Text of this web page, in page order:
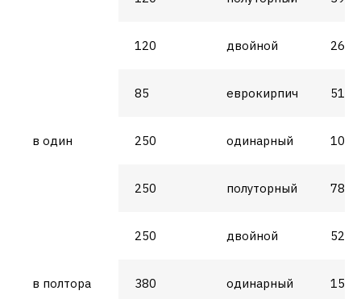
120 двойной 26
85 еврокирпич 51
в один 250 одинарный 102
250 полуторный 78
250 двойной 52
в полтора 380 одинарный 153